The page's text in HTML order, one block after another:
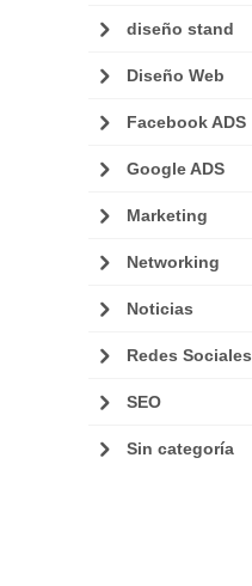
diseño stand
Diseño Web
Facebook ADS
Google ADS
Marketing
Networking
Noticias
Redes Sociales
SEO
Sin categoría